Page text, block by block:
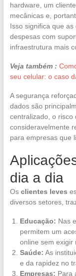
hardware, um
mecânicas e,
Isso significa que
despesas com
infraestrutura mais
Veja também :
seu celular: o caso
A segurança
dados são
centralizado, o risco
consideravelmente
para empresas que
dia a dia
Os clientes leves
diversos setores,
Educação: Nas
permitem um
online sem exigir
Saúde: As
e da rapidez no
Empresas: Para